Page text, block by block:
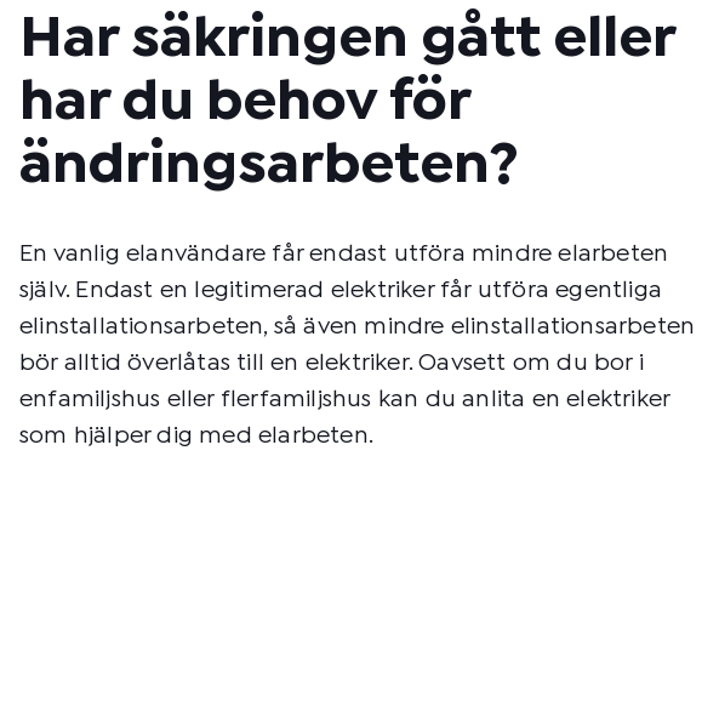
Har säkringen gått eller
har du behov för
ändringsarbeten?
En vanlig elanvändare får endast utföra mindre elarbeten
själv. Endast en legitimerad elektriker får utföra egentliga
elinstallationsarbeten, så även mindre elinstallationsarbeten
bör alltid överlåtas till en elektriker. Oavsett om du bor i
enfamiljshus eller flerfamiljshus kan du anlita en elektriker
som hjälper dig med elarbeten.